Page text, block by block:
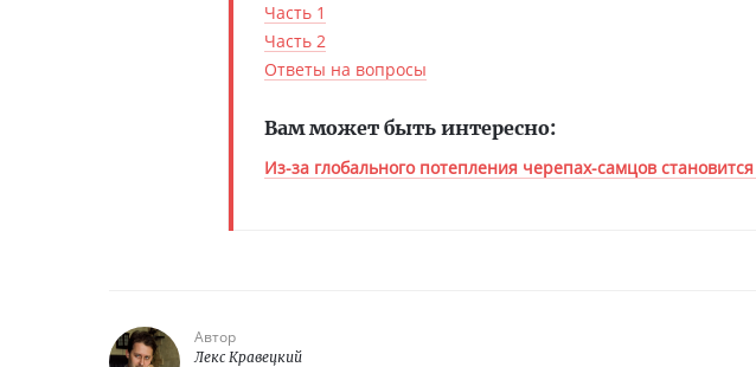
Часть 1
Часть 2
Ответы на вопросы
Вам может быть интересно:
Из-за глобального потепления черепах-самцов
Автор
Лекс Кравецкий